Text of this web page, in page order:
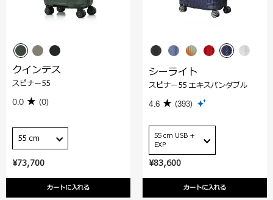
¥73,700
カートに入れる
クインテス
スピナー55
0.0 (0)
55 cm
¥83,600
カートに入れる
シーライト
スピナー55 エキスパンダブル
4.6 (393)
55 cm USB +
EXP